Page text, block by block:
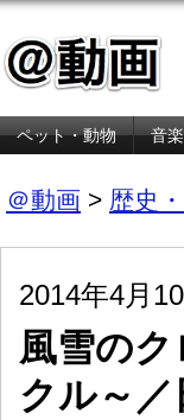
ペット・動物 音
＠動画 > 歴史
2014年4月
風雪の
クル～